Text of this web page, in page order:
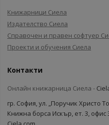
Книжарници Сиела
Издателство Сиела
Справочен и правен софтуер
Проекти и обучения Сиела
Контакти
Онлайн книжарница Сиела -
гр. София, ул. „Поручик Христо
Книжна борса Искър, ет. 3,